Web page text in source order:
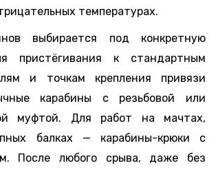
температурах.
выбирается под конкретную
пристёгивания к стандартным
и точкам крепления привязи
карабины с резьбовой или
муфтой. Для работ на мачтах,
балках — карабины-крюки с
После любого срыва, даже без